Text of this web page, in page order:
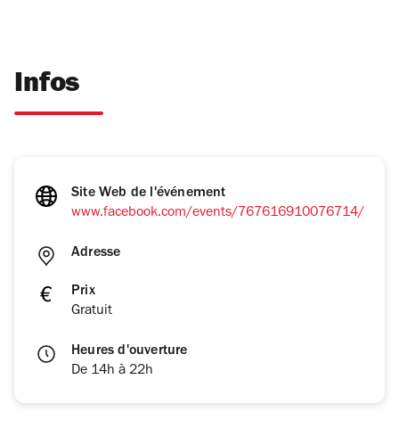
Infos
Site Web de l'événement
www.facebook.com/events/767616910076714/
Adresse
Prix
Gratuit
Heures d'ouverture
De 14h à 22h